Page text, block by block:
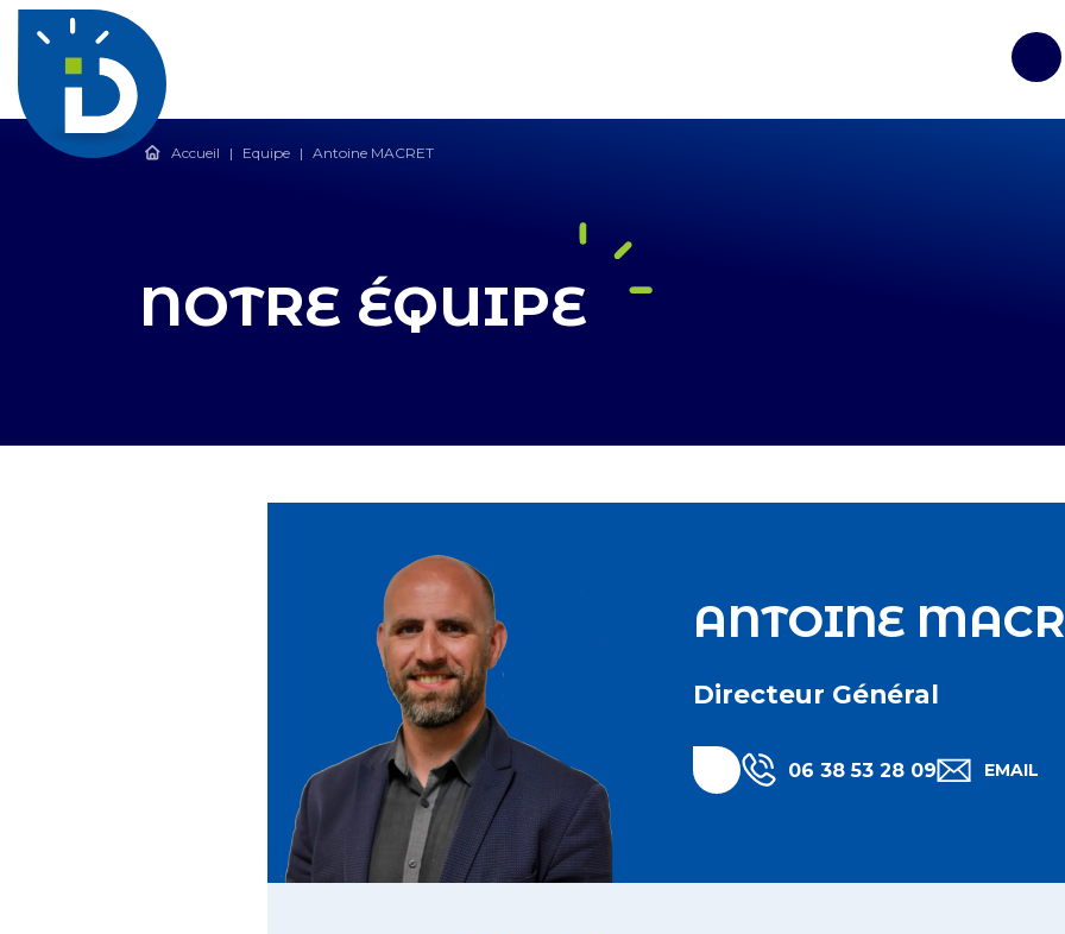
Accueil | Equipe | Antoine MACRET
NOTRE ÉQUIPE
ANTOINE
Directeur Général
Linkedin Antoine MACRET
TÉLÉPHONE ANTOINE MACRET
06 38 53 28 09EMAILEMAIL